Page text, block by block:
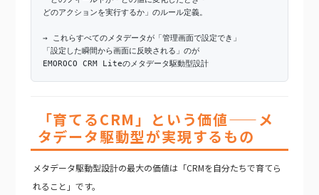
どのアクションを実行するか」のルール定義。
→ これらすべてのメタデータが「管理画面で設定でき」
「設定した瞬間から画面に反映される」のが
EMOROCO CRM Liteのメタデータ駆動型設計
「育てるCRM」という価値——メ
タデータ駆動型が実現するもの
メタデータ駆動型設計の最大の価値は「CRMを自分たちで育てら
れること」です。